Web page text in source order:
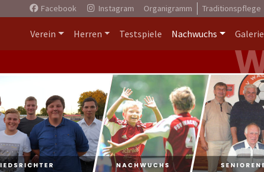
Facebook Instagram Organigramm Traditionspflege
Verein Herren Testspiele Nachwuchs Galerie